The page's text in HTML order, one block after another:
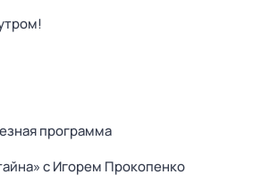
программа
с Игорем Прокопенко